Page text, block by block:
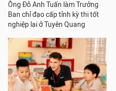
Ông Đỗ Anh Tuấn làm Trưởng
Ban chỉ đạo cấp tỉnh kỳ thi tốt
nghiệp lại ở Tuyên Quang